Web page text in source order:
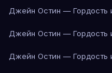
Джейн Остин — Гордость
Джейн Остин — Гордость
Джейн Остин — Гордость